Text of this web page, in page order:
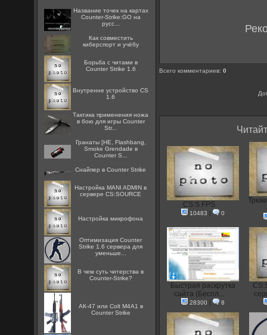
Название точек на картах
Counter-Strike:GO на
русс...
Как совместить
киберспорт и учёбу
Борьба с читами в
Counter Strike 1.6
Внутренне устройство CS
1.6
Тактика применения ножа
в бою для игры Counter
Str...
Гранаты [HE, Flashbang,
Smoke Grendade в
Counter S...
Снайпер в Counter Strike
Настройка MANI ADMIN в
сервере CS:SOURCE
Настройка микрофона
Оптимизация Counter
Strike 1.6 сервера для
уменьше...
В чем суть читерства в
Counter-Strike?
АК-47 или Colt M4A1 в
Counter Strike
Всего комментариев:0
CS:S FPS
10483 | 0
Быстрая раскрутка
сайта (Беспл...
28300 | 8